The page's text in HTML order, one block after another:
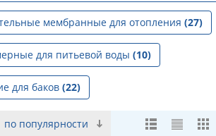
мембранные для отопления (27)
для питьевой воды (10)
для баков (22)
по популярности